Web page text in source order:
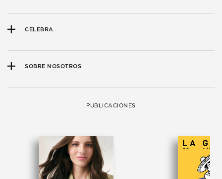
CELEBRA
SOBRE NOSOTROS
PUBLICACIONES